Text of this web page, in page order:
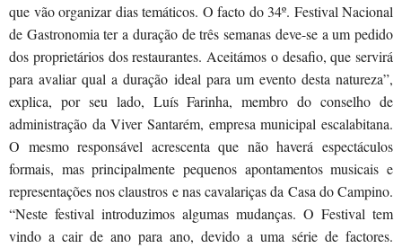
que vão organizar dias temáticos. O facto do 34º. Festival Nacional
de Gastronomia ter a duração de três semanas deve-se a um pedido
dos proprietários dos restaurantes. Aceitámos o desafio, que servirá
para avaliar qual a duração ideal para um evento desta natureza”,
explica, por seu lado, Luís Farinha, membro do conselho de
administração da Viver Santarém, empresa municipal escalabitana.
O mesmo responsável acrescenta que não haverá espectáculos
formais, mas principalmente pequenos apontamentos musicais e
representações nos claustros e nas cavalariças da Casa do Campino.
“Neste festival introduzimos algumas mudanças. O Festival tem
vindo a cair de ano para ano, devido a uma série de factores.